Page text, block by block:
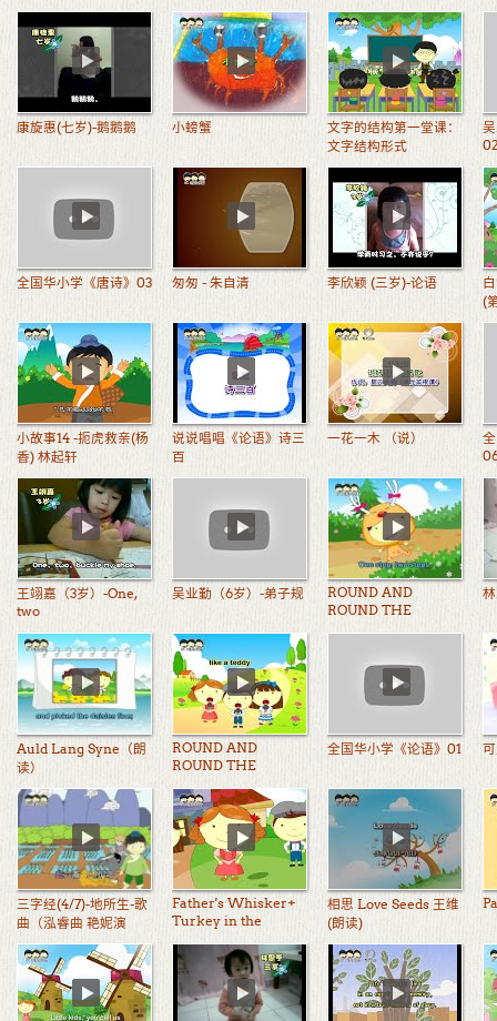
康旋惠(七岁)-鹅鹅鹅 小螃蟹
文字的结构第一堂课：
文字结构形式
02
全国华小学《唐诗》03 匆匆 - 朱自清 李欣颖 (三岁)-论语
(
小故事14 -扼虎救亲(杨
香) 林起轩
说说唱唱《论语》诗三
百
一花一木 （说）
王翊嘉（3岁）-One,
two
吴业勤（6岁）-弟子规
ROUND AND
ROUND THE
GARDEN（歌曲）
Auld Lang Syne（朗
读）
ROUND AND
ROUND THE
GARDEN（朗读）
全国华小学《论语》01
三字经(4/7)-地所生-歌
曲（泓睿曲 艳妮演
绎）
Father's Whisker+
Turkey in the
相思 Love Seeds 王维
(朗读)